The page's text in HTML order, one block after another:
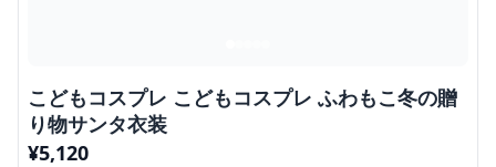
こどもコスプレ こどもコスプレ ふわもこ冬の贈
り物サンタ衣装
¥5,120